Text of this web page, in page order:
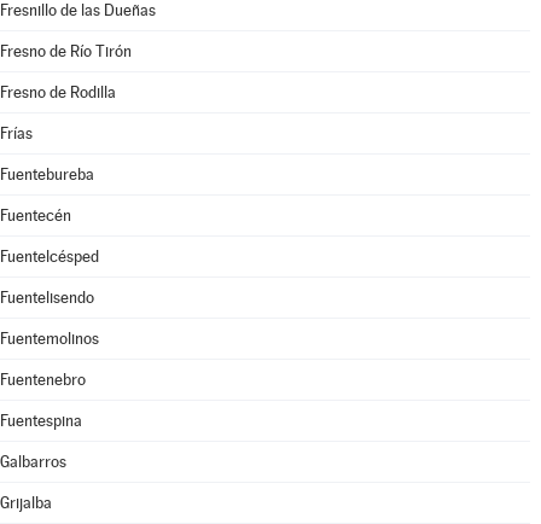
Fresnillo de las Dueñas
Fresno de Río Tirón
Fresno de Rodilla
Frías
Fuentebureba
Fuentecén
Fuentelcésped
Fuentelisendo
Fuentemolinos
Fuentenebro
Fuentespina
Galbarros
Grijalba